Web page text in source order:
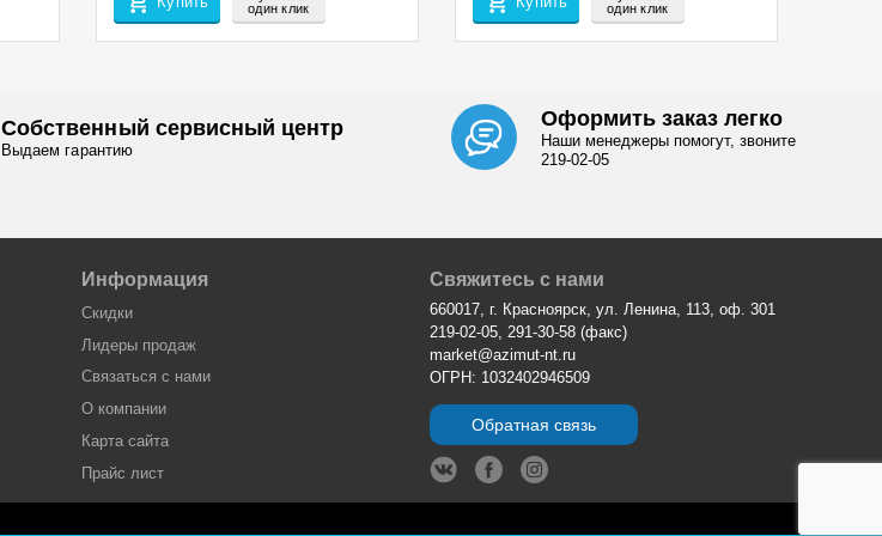
один клик
один клик
Собственный сервисный центр
Выдаем гарантию
Оформить заказ легко
Наши менеджеры помогут, звоните
219-02-05
Информация
Скидки
Лидеры продaж
Связаться с нами
О компании
Карта сайта
Прайс лист
Свяжитесь с нами
660017, г. Красноярск, ул. Ленина, 113, оф. 301
219-02-05, 291-30-58 (факс)
market@azimut-nt.ru
ОГРН: 1032402946509
Обратная связь